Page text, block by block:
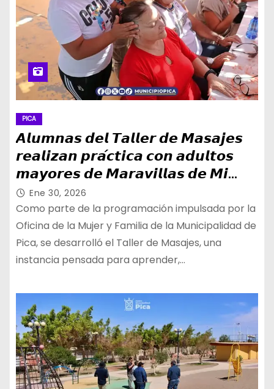
PICA
𝘼𝙡𝙪𝙢𝙣𝙖𝙨 𝙙𝙚𝙡 𝙏𝙖𝙡𝙡𝙚𝙧 𝙙𝙚 𝙈𝙖𝙨𝙖𝙟𝙚𝙨
𝙧𝙚𝙖𝙡𝙞𝙯𝙖𝙣 𝙥𝙧𝙖́𝙘𝙩𝙞𝙘𝙖 𝙘𝙤𝙣 𝙖𝙙𝙪𝙡𝙩𝙤𝙨
𝙢𝙖𝙮𝙤𝙧𝙚𝙨 𝙙𝙚 𝙈𝙖𝙧𝙖𝙫𝙞𝙡𝙡𝙖𝙨 𝙙𝙚 𝙈𝙞
𝙊𝙖𝙨𝙞𝙨
Ene 30, 2026
Como parte de la programación impulsada por la
Oficina de la Mujer y Familia de la Municipalidad de
Pica, se desarrolló el Taller de Masajes, una
instancia pensada para aprender,…